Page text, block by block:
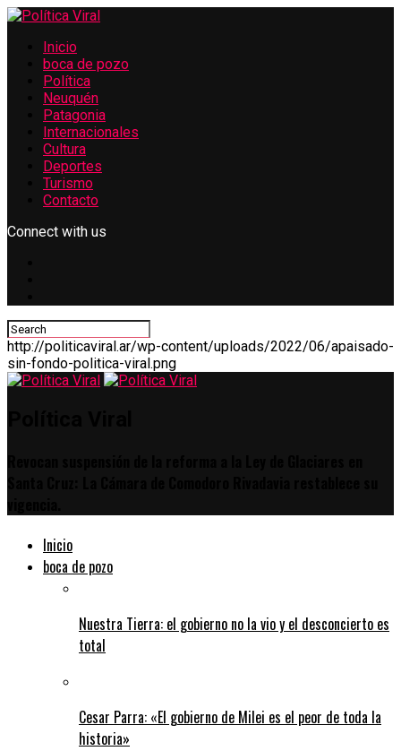
Inicio
boca de pozo
Política
Neuquén
Patagonia
Internacionales
Cultura
Deportes
Turismo
Contacto
Connect with us
http://politicaviral.ar/wp-content/uploads/2022/06/apaisado-
sin-fondo-politica-viral.png
Inicio
boca de pozo
Nuestra Tierra: el gobierno no la vio y el desconcierto es
total
Cesar Parra: «El gobierno de Milei es el peor de toda la
historia»